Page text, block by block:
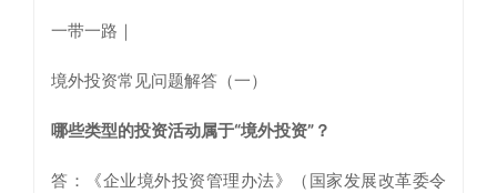
一带一路｜
境外投资常见问题解答（一）
哪些类型的投资活动属于“境外投资”？
答：《企业境外投资管理办法》（国家发展改革委令